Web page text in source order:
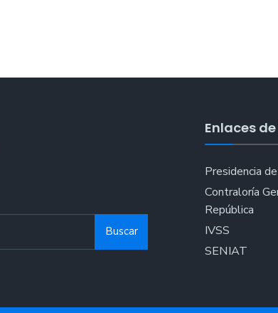
Buscar
Enlaces
Presidencia
Contraloría
República
IVSS
SENIAT